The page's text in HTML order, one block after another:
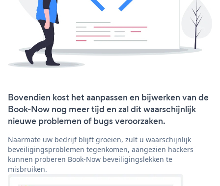
Bovendien kost het aanpassen en bijwerken van de
Book-Now nog meer tijd en zal dit waarschijnlijk
nieuwe problemen of bugs veroorzaken.
Naarmate uw bedrijf blijft groeien, zult u waarschijnlijk
beveiligingsproblemen tegenkomen, aangezien hackers
kunnen proberen Book-Now beveiligingslekken te
misbruiken.